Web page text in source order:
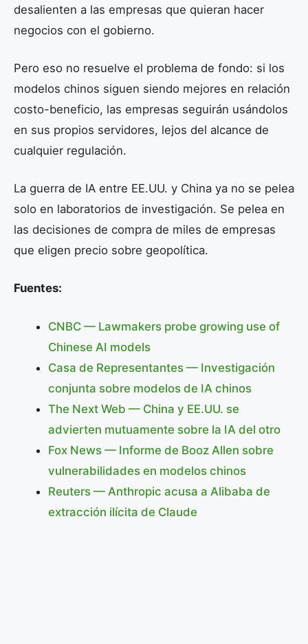
desalienten a las empresas que quieran hacer
negocios con el gobierno.
Pero eso no resuelve el problema de fondo: si los
modelos chinos siguen siendo mejores en relación
costo-beneficio, las empresas seguirán usándolos
en sus propios servidores, lejos del alcance de
cualquier regulación.
La guerra de IA entre EE.UU. y China ya no se pelea
solo en laboratorios de investigación. Se pelea en
las decisiones de compra de miles de empresas
que eligen precio sobre geopolítica.
Fuentes:
CNBC — Lawmakers probe growing use of
Chinese AI models
Casa de Representantes — Investigación
conjunta sobre modelos de IA chinos
The Next Web — China y EE.UU. se
advierten mutuamente sobre la IA del otro
Fox News — Informe de Booz Allen sobre
vulnerabilidades en modelos chinos
Reuters — Anthropic acusa a Alibaba de
extracción ilícita de Claude